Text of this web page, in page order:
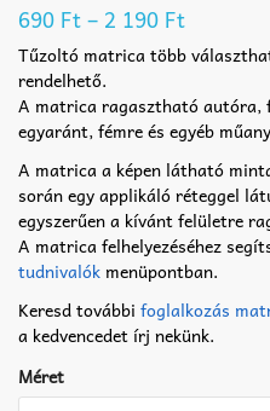
690 Ft– 2 190 Ft
Tűzoltó matrica több
rendelhető.
A matrica ragasztható
egyaránt, fémre és egyéb
A matrica a képen látható
során egy applikáló réteggel
egyszerűen a kívánt felületre
A matrica felhelyezéséhez
tudnivalók menüpontban.
Keresd további foglalkozás
a kedvencedet írj nekünk.
Méret